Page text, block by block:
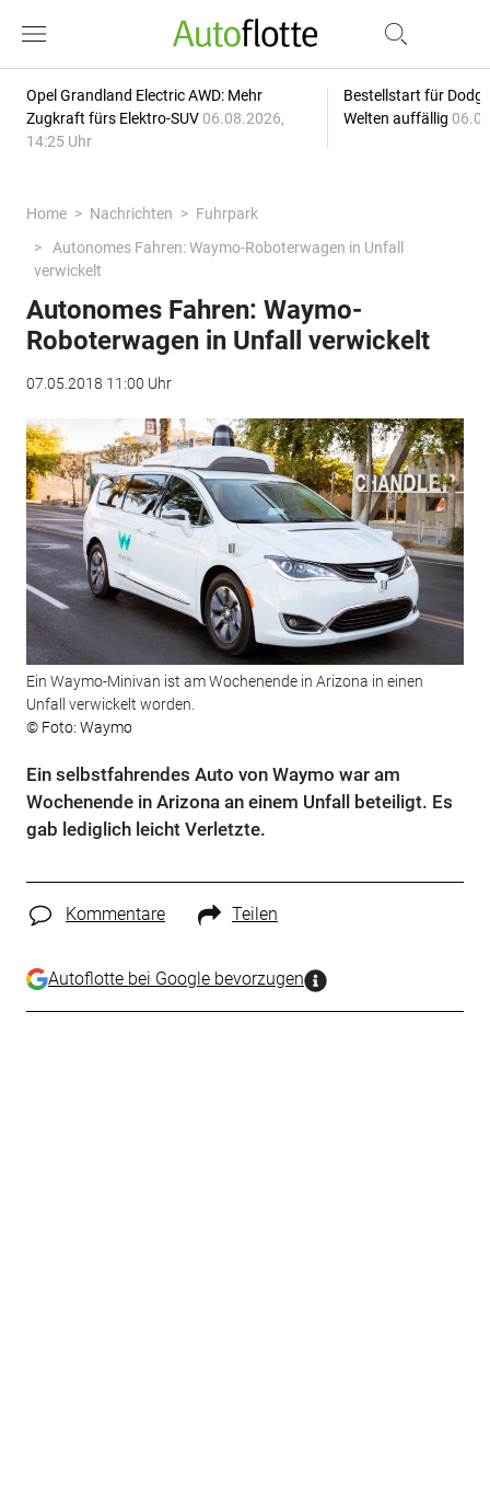
Opel Grandland Electric AWD: Mehr
Zugkraft fürs Elektro-SUV 06.08.2026,
14:25 Uhr
Bestellstart für
Welten auffällig
Home Nachrichten
Fuhrpark
Autonomes Fahren: Waymo-Roboterwagen in Unfall
verwickelt
Autonomes Fahren: Waymo-
Roboterwagen in Unfall verwickelt
07.05.2018 11:00 Uhr
Ein Waymo-Minivan ist am Wochenende in Arizona in einen
Unfall verwickelt worden.
© Foto: Waymo
Ein selbstfahrendes Auto von Waymo war am
Wochenende in Arizona an einem Unfall beteiligt. Es
gab lediglich leicht Verletzte.
Kommentare Teilen
Autoflotte bei Google bevorzugen